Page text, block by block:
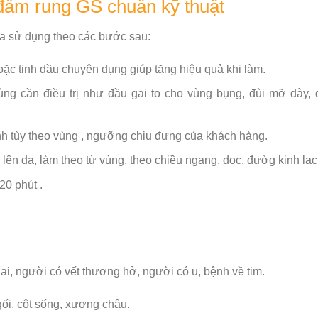
rung GS chuẩn kỹ thuật
sử dụng theo các bước sau:
tinh dầu chuyên dụng giúp tăng hiệu quả khi làm.
cần điều trị như đầu gai to cho vùng bụng, đùi mỡ dày,
tùy theo vùng , ngưỡng chịu đựng của khách hàng.
da, làm theo từ vùng, theo chiều ngang, dọc, đườg kinh
phút .
người có vết thương hở, người có u, bệnh về tim.
cột sống, xương chậu.